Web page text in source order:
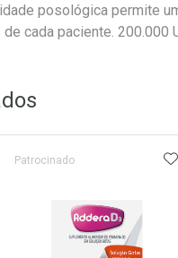
posológica permite
cada paciente. 200.000
AOS FAVORITOS
Patrocinado